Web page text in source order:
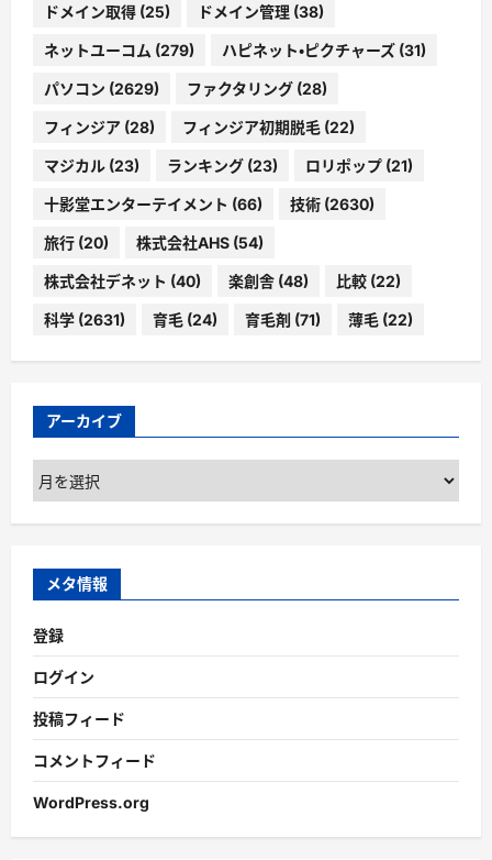
ドメイン取得 (25) ドメイン管理 (38)
ネットユーコム (279) ハピネット・ピクチャーズ (31)
パソコン (2629) ファクタリング (28)
フィンジア (28) フィンジア初期脱毛 (22)
マジカル (23) ランキング (23) ロリポップ (21)
十影堂エンターテイメント (66) 技術 (2630)
旅行 (20) 株式会社AHS (54)
株式会社デネット (40) 楽創舎 (48) 比較 (22)
科学 (2631) 育毛 (24) 育毛剤 (71) 薄毛 (22)
アーカイブ
ア
ー
カ
ブ
メタ情報
登録
ログイン
投稿フィード
コメントフィード
WordPress.org